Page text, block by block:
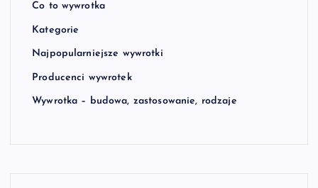
Co to wywrotka
Kategorie
Najpopularniejsze wywrotki
Producenci wywrotek
Wywrotka – budowa, zastosowanie, rodzaje